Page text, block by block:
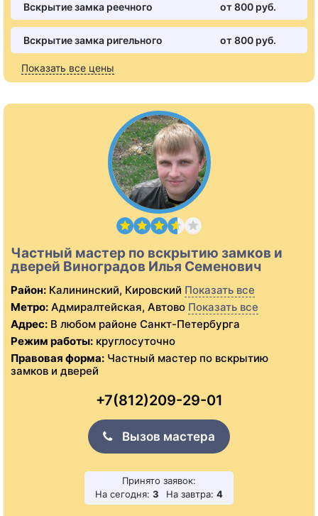
Вскрытие замка реечного от 800 pуб.
Вскрытие замка ригельного от 800 pуб.
Показать все цены
Частный мастер по вскрытию замков и
дверей Виноградов Илья Семенович
Район: Калининский, Кировский Показать все
Метро: Адмиралтейская, Автово Показать все
Адрес: В любом районе Санкт-Петербурга
Режим работы: круглосуточно
Правовая форма: Частный мастер по вскрытию
замков и дверей
+7(812)209-29-01
Вызов мастера
Принято заявок:
На сегодня: 3 На завтра: 4